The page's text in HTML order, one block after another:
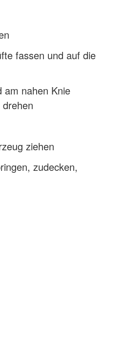
fassen und auf die
am nahen Knie
ziehen
zudecken,